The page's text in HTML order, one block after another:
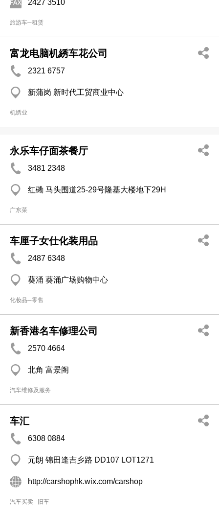
2427 3510
旅游车─租赁
富龙电脑机綉车花公司
2321 6757
新蒲岗 新时代工贸商业中心
机绣业
永乐车仔面茶餐厅
3481 2348
红磡 马头围道25-29号隆基大楼地下29H
广东菜
车厘子女仕化装用品
2487 6348
葵涌 葵涌广场购物中心
化妆品─零售
新香港名车修理公司
2570 4664
北角 富景阁
汽车维修及服务
车汇
6308 0884
元朗 锦田逢吉乡路 DD107 LOT1271
http://carshophk.wix.com/carshop
汽车买卖─旧车